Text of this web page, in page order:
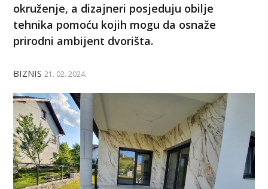
okruženje, a dizajneri posjeduju obilje
tehnika pomoću kojih mogu da osnaže
prirodni ambijent dvorišta.
BIZNIS 21. 02. 2024.